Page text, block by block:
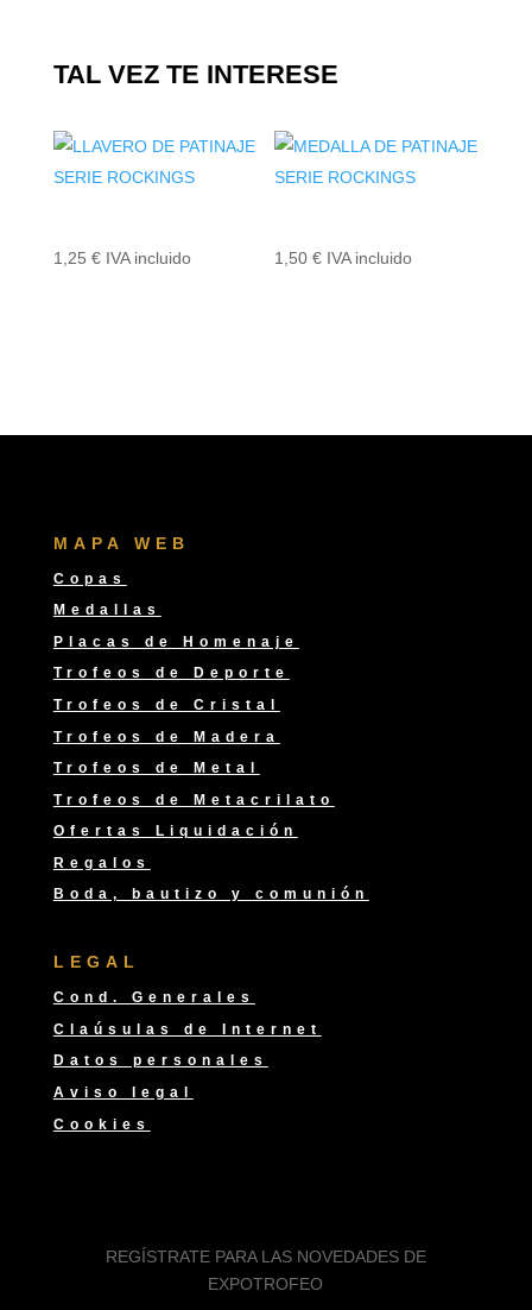
TAL VEZ TE INTERESE
1,25 € IVA incluido 1,50€ IVA incluido
MAPA WEB
Copas
Medallas
Placas de Homenaje
Trofeos de Deporte
Trofeos de Cristal
Trofeos de Madera
Trofeos de Metal
Trofeos de Metacrilato
Ofertas Liquidación
Regalos
Boda, bautizo y comunión
LEGAL
Cond. Generales
Claúsulas de Internet
Datos personales
Aviso legal
Cookies
REGÍSTRATE PARA LAS NOVEDADES DE
EXPOTROFEO